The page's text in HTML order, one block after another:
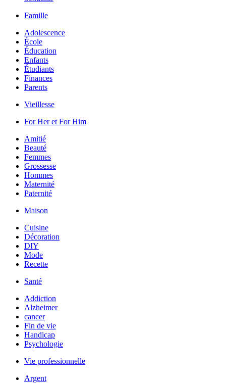
Famille
Adolescence
École
Éducation
Enfants
Étudiants
Finances
Parents
Vieillesse
For Her et For Him
Amitié
Beauté
Femmes
Grossesse
Hommes
Maternité
Paternité
Maison
Cuisine
Décoration
DIY
Mode
Recette
Santé
Addiction
Alzheimer
cancer
Fin de vie
Handicap
Psychologie
Vie professionnelle
Argent